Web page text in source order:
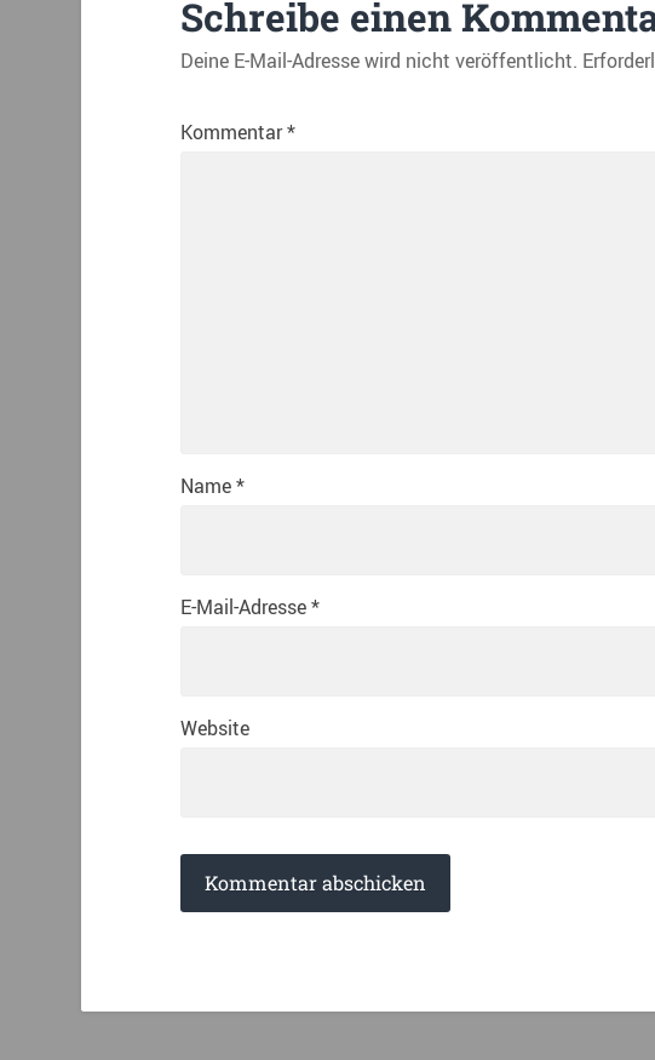
Schreibe einen
Deine E-Mail-Adresse wird nicht veröffentlicht.
Kommentar*
Name*
E-Mail-Adresse*
Website